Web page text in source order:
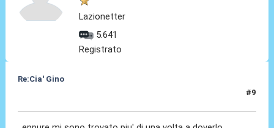
Lazionetter
5.641
Registrato
Re:Cia' Gino
#9